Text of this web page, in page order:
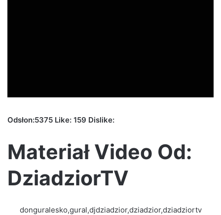
Odsłon:5375 Like: 159 Dislike:
Materiał Video Od:
DziadziorTV
donguralesko,gural,djdziadzior,dziadzior,dziadziortv